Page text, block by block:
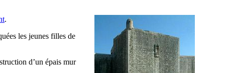
.
les jeunes filles de
d’un épais mur